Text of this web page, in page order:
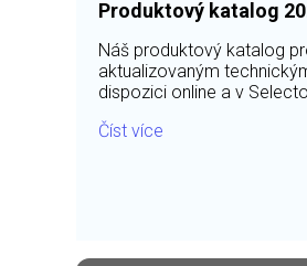
Produktový katalog
Náš produktový katalog
aktualizovaným
dispozici online a v
Číst více